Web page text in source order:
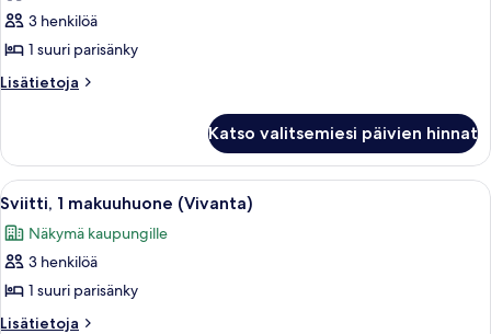
huone,
1
suuri
parisänky
3 henkilöä
1 suuri parisänky
Lisätietoja
Lisätietoja
1
suuri
parisänky
Katso valitsemiesi päivien hinnat
Avaa
kaikki
huonetyypin
Sviitti,
1
makuuhuone
Moderni hotellihuone, jossa on
3
Sviitti, 1 makuuhuone (Vivanta)
Näkymä kaupungille
3 henkilöä
1 suuri parisänky
Lisätietoja
Lisätietoja